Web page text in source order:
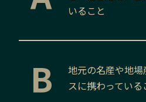
いること
B
地元の名産や地
スに携わっている